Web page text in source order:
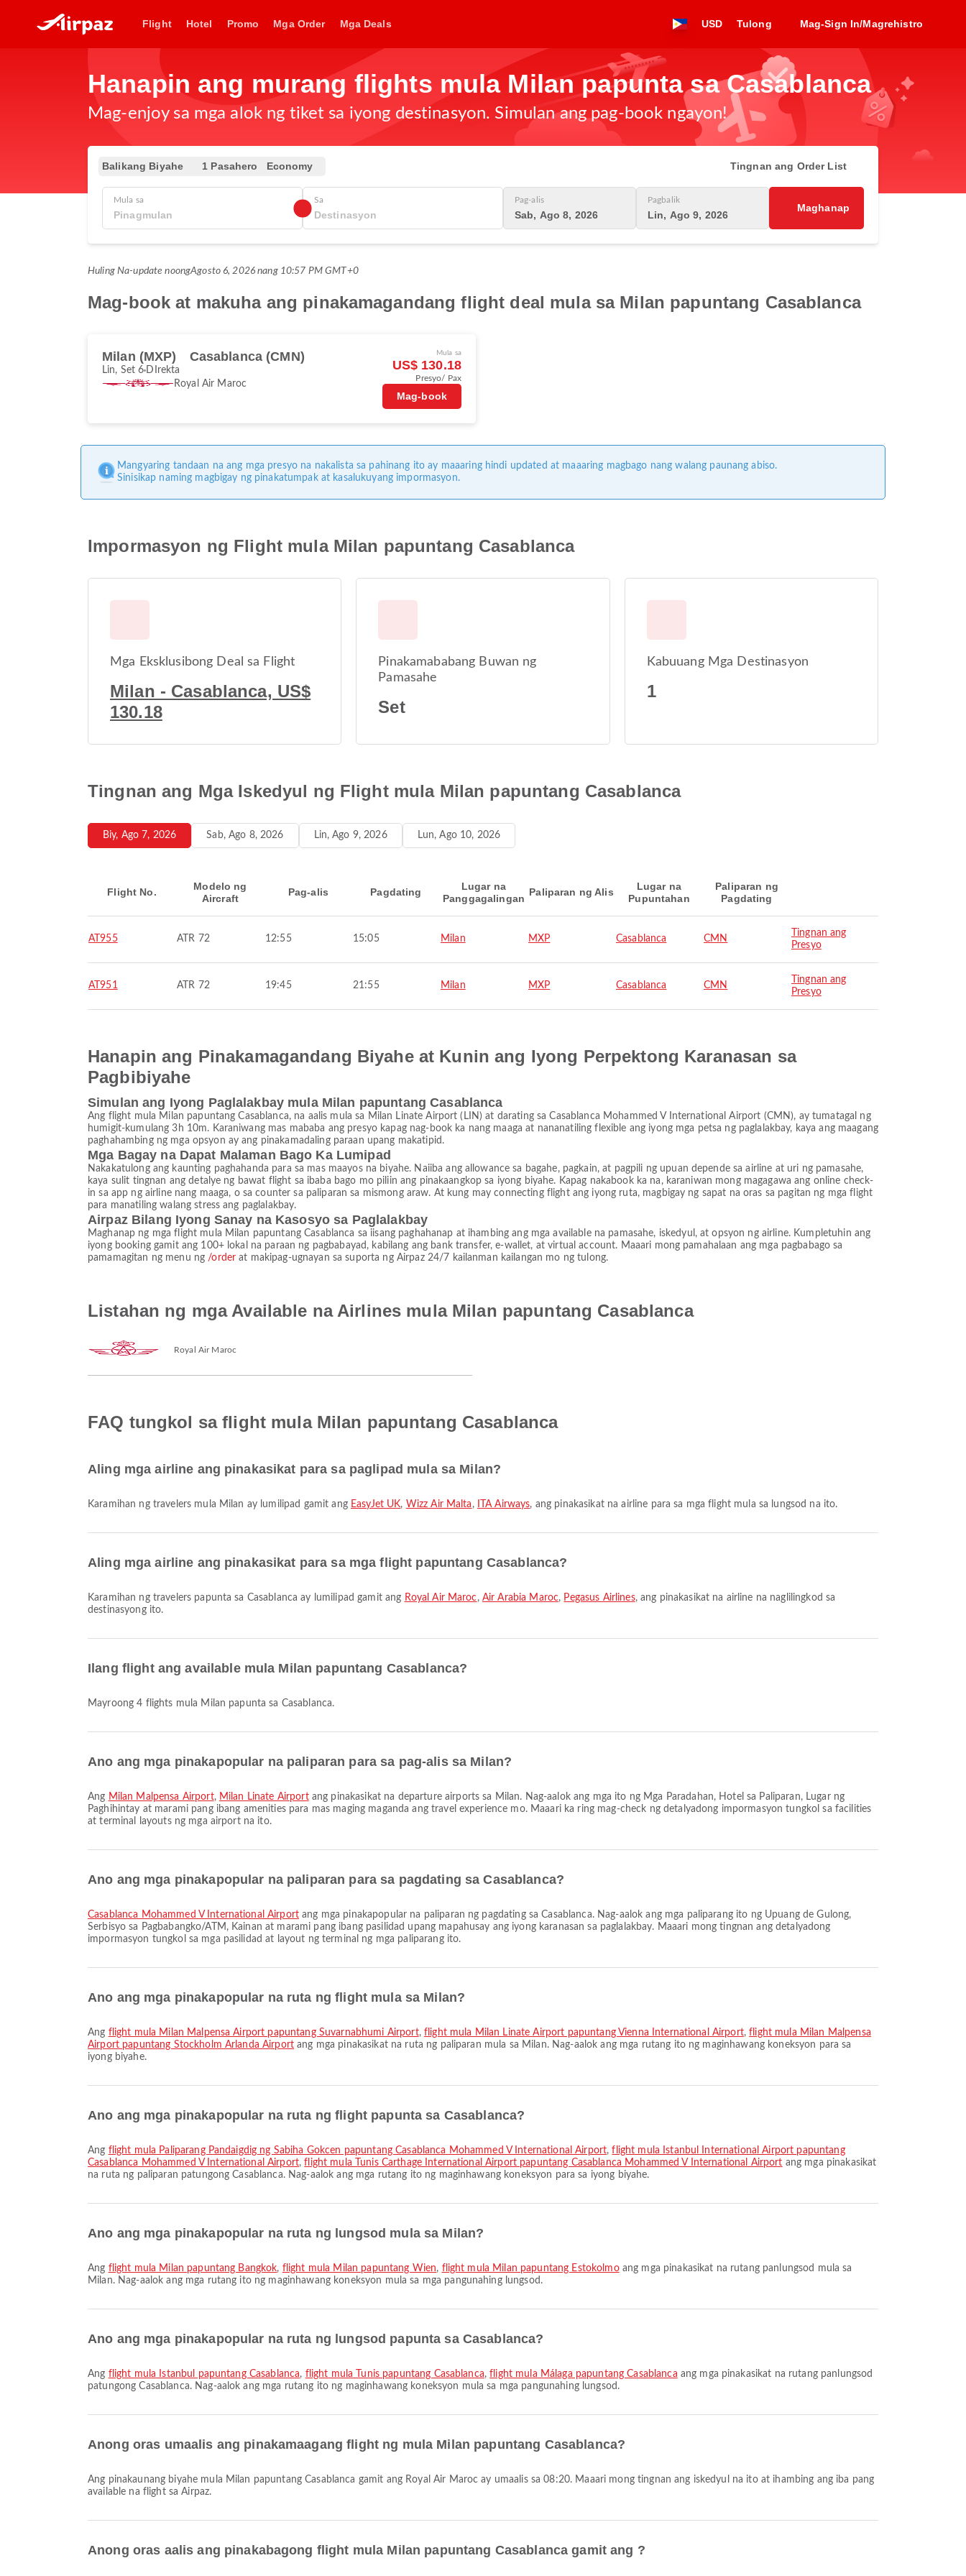
Flight Hotel Promo Mga Order Mga Deals USD Tulong Mag-Sign In/Magrehistro
Hanapin ang murang flights mula Milan papunta sa Casablanca
Mag-enjoy sa mga alok ng tiket sa iyong destinasyon. Simulan ang pag-book ngayon!
Balikang Biyahe 1 Pasahero Economy Tingnan ang Order List
Mula sa Sa Pag-alis
Sab, Ago 8, 2026
Pagbalik
Lin, Ago 9, 2026
Maghanap
Huling Na-update noongAgosto 6, 2026 nang 10:57 PM GMT+0
Mag-book at makuha ang pinakamagandang flight deal mula sa Milan papuntang Casablanca
Milan (MXP) Casablanca (CMN)
Lin, Set 6 DIrekta
Royal Air Maroc
Mula sa
US$ 130.18
Presyo/ Pax
Mag-book
Mangyaring tandaan na ang mga presyo na nakalista sa pahinang ito ay maaaring hindi updated at maaaring magbago nang walang paunang abiso.
Sinisikap naming magbigay ng pinakatumpak at kasalukuyang impormasyon.
Impormasyon ng Flight mula Milan papuntang Casablanca
Mga Eksklusibong Deal sa Flight
Milan - Casablanca, US$
130.18
Pinakamababang Buwan ng
Pamasahe
Set
Kabuuang Mga Destinasyon
1
Tingnan ang Mga Iskedyul ng Flight mula Milan papuntang Casablanca
Biy, Ago 7, 2026 Sab, Ago 8, 2026 Lin, Ago 9, 2026 Lun, Ago 10, 2026
Flight No.
Modelo ng
Aircraft
Pag-alis Pagdating
Lugar na
Panggagalingan
Paliparan ng Alis
Lugar na
Pupuntahan
Paliparan ng
Pagdating
AT955 ATR 72 12:55 15:05 Milan MXP Casablanca CMN
Tingnan ang
Presyo
AT951 ATR 72 19:45 21:55 Milan MXP Casablanca CMN
Tingnan ang
Presyo
Hanapin ang Pinakamagandang Biyahe at Kunin ang Iyong Perpektong Karanasan sa
Pagbibiyahe
Simulan ang Iyong Paglalakbay mula Milan papuntang Casablanca
Ang flight mula Milan papuntang Casablanca, na aalis mula sa Milan Linate Airport (LIN) at darating sa Casablanca Mohammed V International Airport (CMN), ay tumatagal ng
humigit-kumulang 3h 10m. Karaniwang mas mababa ang presyo kapag nag-book ka nang maaga at nananatiling flexible ang iyong mga petsa ng paglalakbay, kaya ang maagang
paghahambing ng mga opsyon ay ang pinakamadaling paraan upang makatipid.
Mga Bagay na Dapat Malaman Bago Ka Lumipad
Nakakatulong ang kaunting paghahanda para sa mas maayos na biyahe. Naiiba ang allowance sa bagahe, pagkain, at pagpili ng upuan depende sa airline at uri ng pamasahe,
kaya sulit tingnan ang detalye ng bawat flight sa ibaba bago mo piliin ang pinakaangkop sa iyong biyahe. Kapag nakabook ka na, karaniwan mong magagawa ang online check-
in sa app ng airline nang maaga, o sa counter sa paliparan sa mismong araw. At kung may connecting flight ang iyong ruta, magbigay ng sapat na oras sa pagitan ng mga flight
para manatiling walang stress ang paglalakbay.
Airpaz Bilang Iyong Sanay na Kasosyo sa Paglalakbay
Maghanap ng mga flight mula Milan papuntang Casablanca sa iisang paghahanap at ihambing ang mga available na pamasahe, iskedyul, at opsyon ng airline. Kumpletuhin ang
iyong booking gamit ang 100+ lokal na paraan ng pagbabayad, kabilang ang bank transfer, e-wallet, at virtual account. Maaari mong pamahalaan ang mga pagbabago sa
pamamagitan ng menu ng /order at makipag-ugnayan sa suporta ng Airpaz 24/7 kailanman kailangan mo ng tulong.
Listahan ng mga Available na Airlines mula Milan papuntang Casablanca
Royal Air Maroc
FAQ tungkol sa flight mula Milan papuntang Casablanca
Aling mga airline ang pinakasikat para sa paglipad mula sa Milan?
Karamihan ng travelers mula Milan ay lumilipad gamit ang EasyJet UK, Wizz Air Malta , ITA Airways, ang pinakasikat na airline para sa mga flight mula sa lungsod na ito.
Aling mga airline ang pinakasikat para sa mga flight papuntang Casablanca?
Karamihan ng travelers papunta sa Casablanca ay lumilipad gamit ang Royal Air Maroc, Air Arabia Maroc, Pegasus Airlines, ang pinakasikat na airline na naglilingkod sa
destinasyong ito.
Ilang flight ang available mula Milan papuntang Casablanca?
Mayroong 4 flights mula Milan papunta sa Casablanca.
Ano ang mga pinakapopular na paliparan para sa pag-alis sa Milan?
Ang Milan Malpensa Airport, Milan Linate Airportang pinakasikat na departure airports sa Milan. Nag-aalok ang mga ito ng Mga Paradahan, Hotel sa Paliparan, Lugar ng
Paghihintay at marami pang ibang amenities para mas maging maganda ang travel experience mo. Maaari ka ring mag-check ng detalyadong impormasyon tungkol sa facilities
at terminal layouts ng mga airport na ito.
Ano ang mga pinakapopular na paliparan para sa pagdating sa Casablanca?
Casablanca Mohammed V International Airport ang mga pinakapopular na paliparan ng pagdating sa Casablanca. Nag-aalok ang mga paliparang ito ng Upuang de Gulong,
Serbisyo sa Pagbabangko/ATM, Kainan at marami pang ibang pasilidad upang mapahusay ang iyong karanasan sa paglalakbay. Maaari mong tingnan ang detalyadong
impormasyon tungkol sa mga pasilidad at layout ng terminal ng mga paliparang ito.
Ano ang mga pinakapopular na ruta ng flight mula sa Milan?
Ang flight mula Milan Malpensa Airport papuntang Suvarnabhumi Airport, flight mula Milan Linate Airport papuntang Vienna International Airport,flight mula Milan Malpensa
Airport papuntang Stockholm Arlanda Airport ang mga pinakasikat na ruta ng paliparan mula sa Milan. Nag-aalok ang mga rutang ito ng maginhawang koneksyon para sa
iyong biyahe.
Ano ang mga pinakapopular na ruta ng flight papunta sa Casablanca?
Ang flight mula Paliparang Pandaigdig ng Sabiha Gokcen papuntang Casablanca Mohammed V International Airport,flight mula Istanbul International Airport papuntang
Casablanca Mohammed V International Airport,flight mula Tunis Carthage International Airport papuntang Casablanca Mohammed V International Airport ang mga pinakasikat
na ruta ng paliparan patungong Casablanca. Nag-aalok ang mga rutang ito ng maginhawang koneksyon para sa iyong biyahe.
Ano ang mga pinakapopular na ruta ng lungsod mula sa Milan?
Ang flight mula Milan papuntang Bangkok, flight mula Milan papuntang Wien, flight mula Milan papuntang Estokolmoang mga pinakasikat na rutang panlungsod mula sa
Milan. Nag-aalok ang mga rutang ito ng maginhawang koneksyon mula sa mga pangunahing lungsod.
Ano ang mga pinakapopular na ruta ng lungsod papunta sa Casablanca?
Ang flight mula İstanbul papuntang Casablanca, flight mula Tunis papuntang Casablanca,flight mula Málaga papuntang Casablanca ang mga pinakasikat na rutang panlungsod
patungong Casablanca. Nag-aalok ang mga rutang ito ng maginhawang koneksyon mula sa mga pangunahing lungsod.
Anong oras umaalis ang pinakamaagang flight ng mula Milan papuntang Casablanca?
Ang pinakaunang biyahe mula Milan papuntang Casablanca gamit ang Royal Air Maroc ay umaalis sa 08:20. Maaari mong tingnan ang iskedyul na ito at ihambing ang iba pang
available na flight sa Airpaz.
Anong oras aalis ang pinakabagong flight mula Milan papuntang Casablanca gamit ang ?